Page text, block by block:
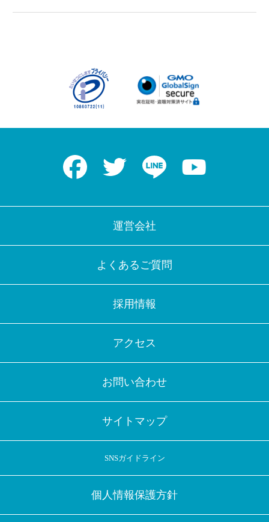
Facebook Twitter LINE
運営会社
よくあるご質問
採用情報
アクセス
お問い合わせ
サイトマップ
SNSガイドライン
個人情報保護方針